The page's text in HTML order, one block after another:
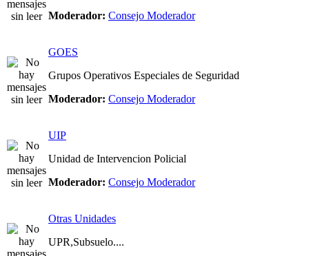
Moderador: Consejo Moderador
GOES
Grupos Operativos Especiales de Seguridad
Moderador: Consejo Moderador
UIP
Unidad de Intervencion Policial
Moderador: Consejo Moderador
Otras Unidades
UPR,Subsuelo....